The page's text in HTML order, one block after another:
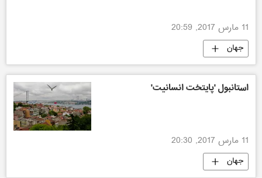
11 مارس 2017, 20:59
جهان
استانبول 'پایتخت انسانیت'
11 مارس 2017, 20:30
جهان